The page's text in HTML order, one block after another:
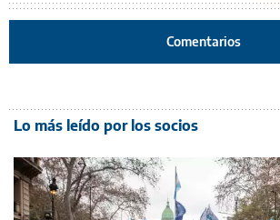
Comentarios
Lo más leído por los socios